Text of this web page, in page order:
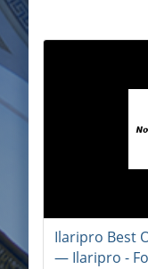
Ilaripro Best
― Ilaripro -